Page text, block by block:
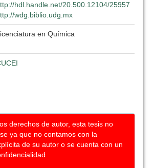
hdl.handle.net/20.500.12104/25957
wdg.biblio.udg.mx
en Química
derechos de autor, esta tesis no
ya que no contamos con la
de su autor o se cuenta con un